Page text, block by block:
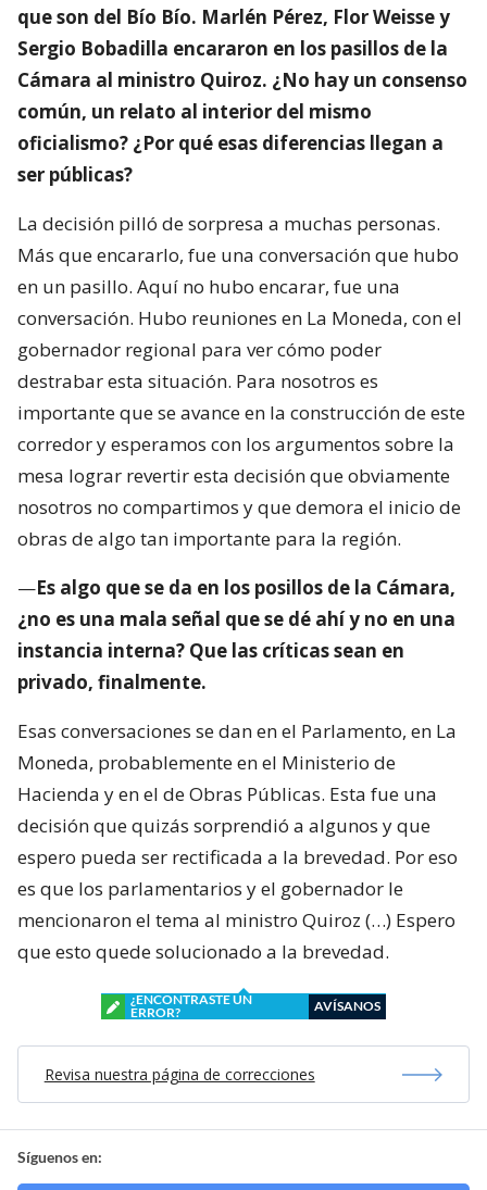
que son del Bío Bío. Marlén Pérez, Flor Weisse y
Sergio Bobadilla encararon en los pasillos de la
Cámara al ministro Quiroz. ¿No hay un consenso
común, un relato al interior del mismo
oficialismo? ¿Por qué esas diferencias llegan a
ser públicas?
La decisión pilló de sorpresa a muchas personas.
Más que encararlo, fue una conversación que hubo
en un pasillo. Aquí no hubo encarar, fue una
conversación. Hubo reuniones en La Moneda, con el
gobernador regional para ver cómo poder
destrabar esta situación. Para nosotros es
importante que se avance en la construcción de este
corredor y esperamos con los argumentos sobre la
mesa lograr revertir esta decisión que obviamente
nosotros no compartimos y que demora el inicio de
obras de algo tan importante para la región.
—Es algo que se da en los posillos de la Cámara,
¿no es una mala señal que se dé ahí y no en una
instancia interna? Que las críticas sean en
privado, finalmente.
Esas conversaciones se dan en el Parlamento, en La
Moneda, probablemente en el Ministerio de
Hacienda y en el de Obras Públicas. Esta fue una
decisión que quizás sorprendió a algunos y que
espero pueda ser rectificada a la brevedad. Por eso
es que los parlamentarios y el gobernador le
mencionaron el tema al ministro Quiroz (…) Espero
que esto quede solucionado a la brevedad.
¿ENCONTRASTE UN
ERROR?
AVÍSANOS
Revisa nuestra página de correcciones
Síguenos en: